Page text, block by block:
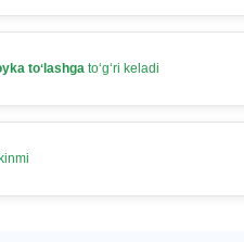
toʻlashga toʻgʻri keladi